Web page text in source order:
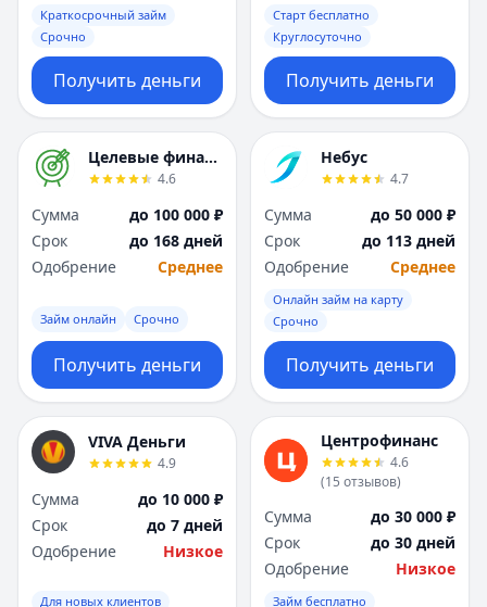
Краткосрочный займ
Срочно
Получить деньги
Старт бесплатно
Круглосуточно
Получить деньги
Целевые финансы
4.6
Сумма
до 100 000 ₽
Срок
до 168 дней
Одобрение
Среднее
Займ онлайн Срочно
Получить деньги
Небус
4.7
Сумма
до 50 000 ₽
Срок
до 113 дней
Одобрение
Среднее
Онлайн займ на карту
Срочно
Получить деньги
VIVA Деньги
4.9
Сумма
до 10 000 ₽
Срок
до 7 дней
Одобрение
Низкое
Для новых клиентов
Центрофинанс
4.6
(15 отзывов)
Сумма
до 30 000 ₽
Срок
до 30 дней
Одобрение
Низкое
Займ бесплатно